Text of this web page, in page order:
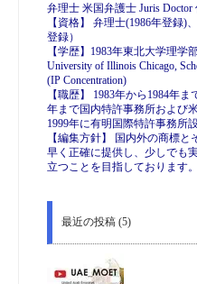
弁理士 米国弁護士 Juris
【資格】 弁理士(1986年登録)
登録）
【学歴】1983年東北大学理学
University of Illinois Chicago,
(IP Concentration)
【職歴】 1983年から1984年
年まで国内特許事務所および
1999年に有明国際特許事務所
【編集方針】 国内外の商標
早く正確に提供し、少しでも
立つことを目指しております。
最近の投稿 (5)